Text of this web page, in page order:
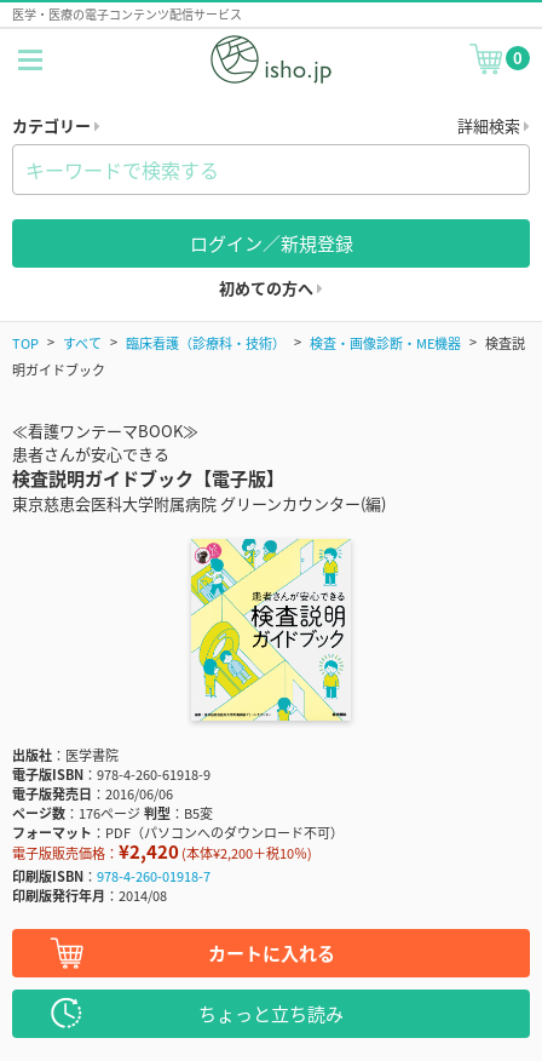
医学・医療の電子コンテンツ配信サービス
0
カテゴリー 詳細検索
ログイン／新規登録
初めての方へ
TOP すべて 臨床看護（診療科・技術） 検査・画像診断・ME機器
検査説
明ガイドブック
≪看護ワンテーマBOOK≫
患者さんが安心できる
検査説明ガイドブック【電子版】
東京慈恵会医科大学附属病院 グリーンカウンター(編)
出版社
医学書院
電子版ISBN
978-4-260-61918-9
電子版発売日
2016/06/06
ページ数
176ページ判型
B5変
フォーマット
PDF（パソコンへのダウンロード不可）
電子版販売価格： ¥2,420(本体¥2,200＋税10％)
印刷版ISBN
978-4-260-01918-7
印刷版発行年月
2014/08
カートに入れる
ちょっと立ち読み